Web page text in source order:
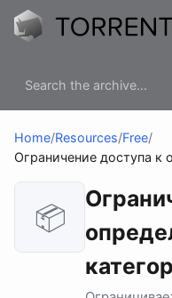
Home/Resources/Free/
Ограничение доступа к
📦